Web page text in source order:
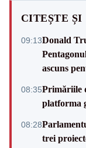
CITEȘTE ȘI
09:13Donald
ascuns
08:35Primăriile
platforma
08:28
trei